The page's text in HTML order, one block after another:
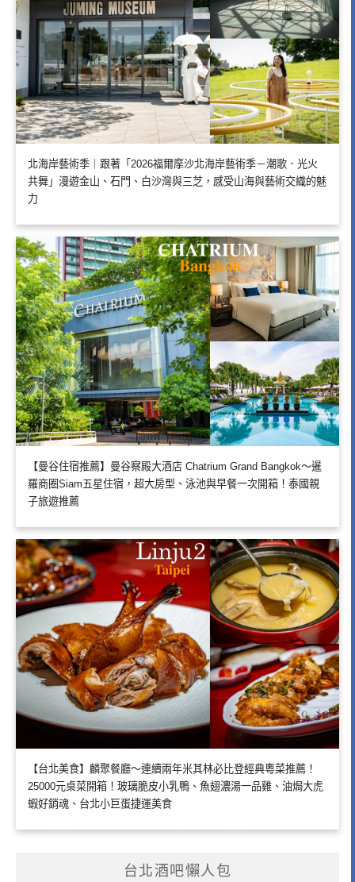
北海岸藝術季｜跟著「2026福爾摩沙北海岸藝術季－潮歌．光火
共舞」漫遊金山、石門、白沙灣與三芝，感受山海與藝術交織的魅
力
【曼谷住宿推薦】曼谷察殿大酒店 Chatrium Grand Bangkok～暹
羅商圈Siam五星住宿，超大房型、泳池與早餐一次開箱！泰國親
子旅遊推薦
【台北美食】麟聚餐廳～連續兩年米其林必比登經典粵菜推薦！
25000元桌菜開箱！玻璃脆皮小乳鴨、魚翅濃湯一品雞、油焗大虎
蝦好銷魂、台北小巨蛋捷運美食
台北酒吧懶人包